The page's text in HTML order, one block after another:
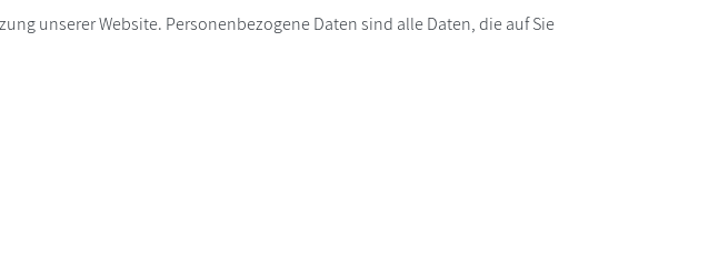
unserer Website. Personenbezogene Daten sind alle Daten, die auf Sie